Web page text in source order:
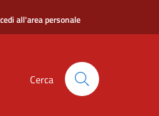
all'area personale
Cerca